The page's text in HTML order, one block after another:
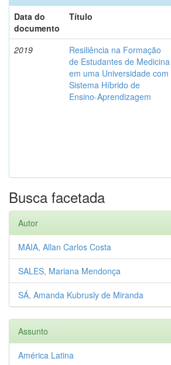
Data do
documento
Título
2019
Resiliência na Formação
de Estudantes de Medicina
em uma Universidade com
Sistema Híbrido de
Ensino-Aprendizagem
Busca facetada
Autor
MAIA, Allan Carlos Costa
SALES, Mariana Mendonça
SÁ, Amanda Kubrusly de Miranda
Assunto
América Latina